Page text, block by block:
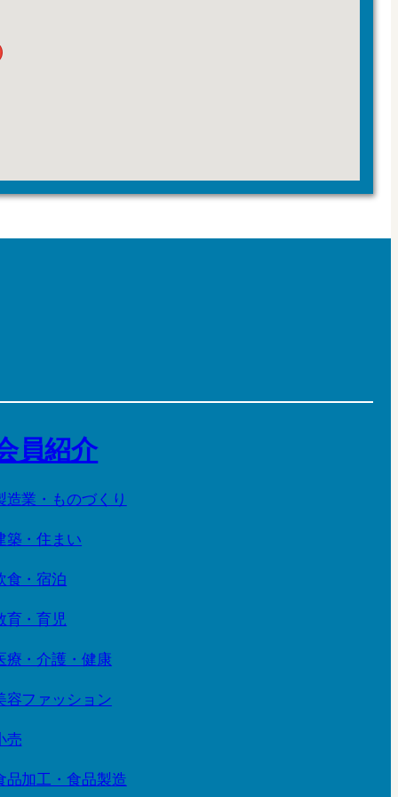
員紹介
造業・ものづくり
築・住まい
食・宿泊
育・育児
療・介護・健康
容ファッション
売
品加工・食品製造